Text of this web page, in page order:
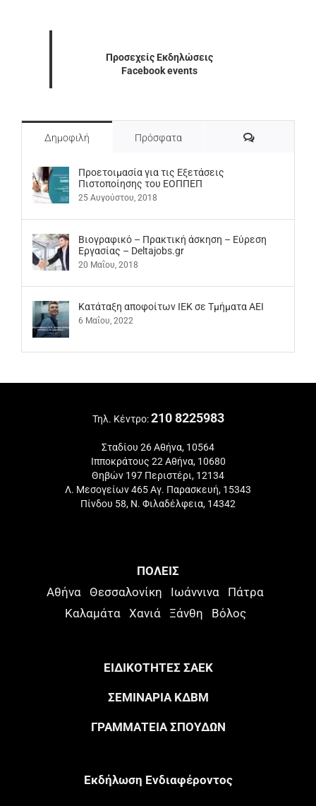
Προσεχείς Εκδηλώσεις
Facebook events
Δημοφιλή Πρόσφατα Σχόλια
Προετοιμασία για τις Εξετάσεις
Πιστοποίησης του ΕΟΠΠΕΠ
25 Αυγούστου, 2018
Βιογραφικό – Πρακτική άσκηση – Εύρεση
Εργασίας – Deltajobs.gr
20 Μαΐου, 2018
Kατάταξη αποφοίτων ΙΕΚ σε Τμήματα ΑΕΙ
6 Μαΐου, 2022
Τηλ. Κέντρο:210 8225983
Σταδίου 26 Αθήνα, 10564
Ιπποκράτους 22 Αθήνα, 10680
Θηβών 197 Περιστέρι, 12134
Λ. Μεσογείων 465 Αγ. Παρασκευή, 15343
Πίνδου 58, Ν. Φιλαδέλφεια, 14342
ΠΟΛΕΙΣ
Αθήνα Θεσσαλονίκη Ιωάννινα
Πάτρα
Καλαμάτα
Χανιά Ξάνθη Βόλος
ΕΙΔΙΚΟΤΗΤΕΣ ΣΑΕΚ
ΣΕΜΙΝΑΡΙΑ ΚΔΒΜ
ΓΡΑΜΜΑΤΕΙΑ ΣΠΟΥΔΩΝ
Eκδήλωση Eνδιαφέροντος